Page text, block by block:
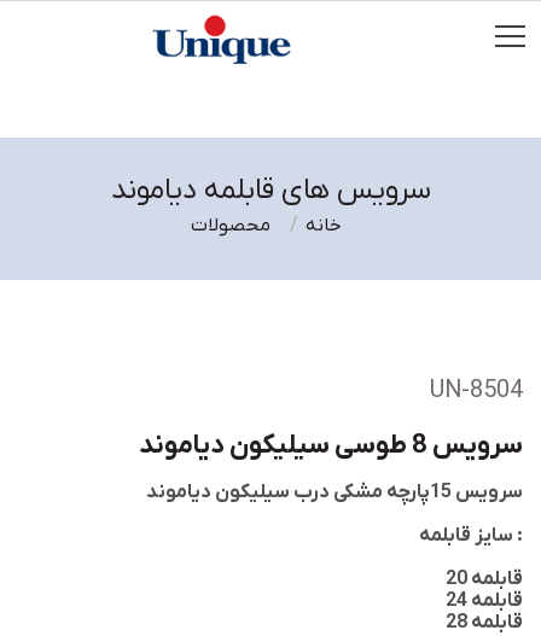
سرویس های قابلمه دیاموند
محصولات خانه
UN-8504
سرویس 8 طوسی سیلیکون دیاموند
سرویس 15پارچه مشکی درب سیلیکون دیاموند
سایز قابلمه :
قابلمه 20
قابلمه 24
قابلمه 28